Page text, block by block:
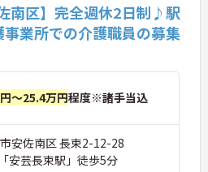
南区】完全週休2日制♪駅
業所での介護職員の募集
～25.4万円程度※諸手当込
安佐南区 長束2-12-28
安芸長束駅」徒歩5分